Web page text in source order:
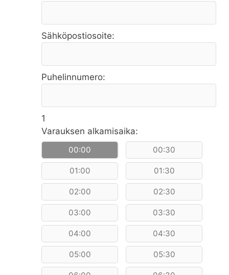
Sähköpostiosoite:
Puhelinnumero:
1
Varauksen alkamisaika:
00:00 00:30
01:00 01:30
02:00 02:30
03:00 03:30
04:00 04:30
05:00 05:30